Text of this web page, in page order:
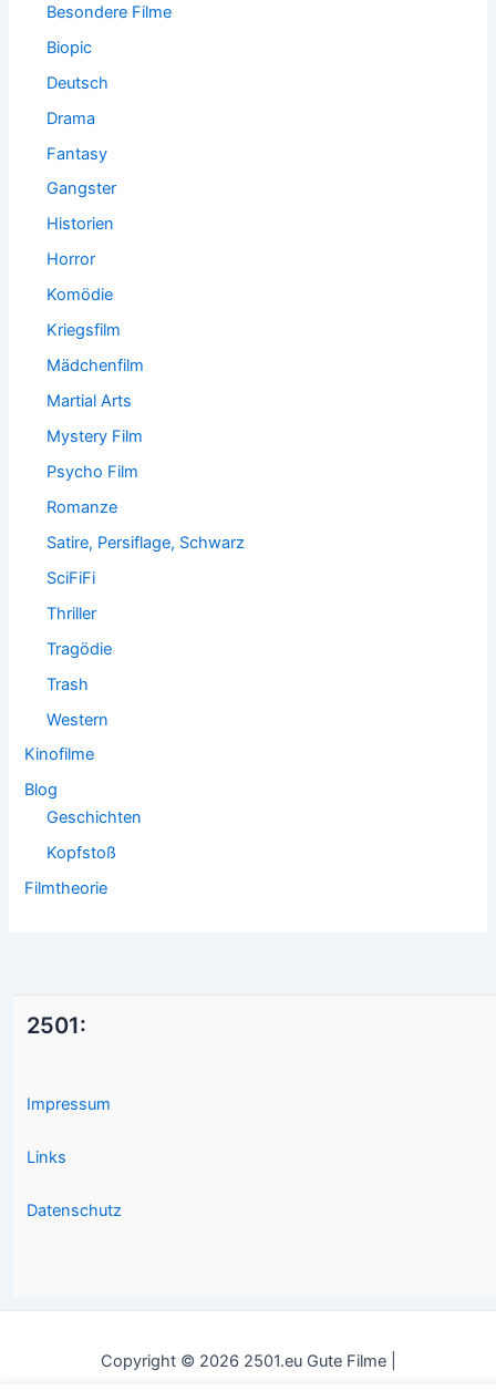
Besondere Filme
Biopic
Deutsch
Drama
Fantasy
Gangster
Historien
Horror
Komödie
Kriegsfilm
Mädchenfilm
Martial Arts
Mystery Film
Psycho Film
Romanze
Satire, Persiflage, Schwarz
SciFiFi
Thriller
Tragödie
Trash
Western
Kinofilme
Blog
Geschichten
Kopfstoß
Filmtheorie
2501:
Impressum
Links
Datenschutz
Copyright © 2026 2501.eu Gute Filme |